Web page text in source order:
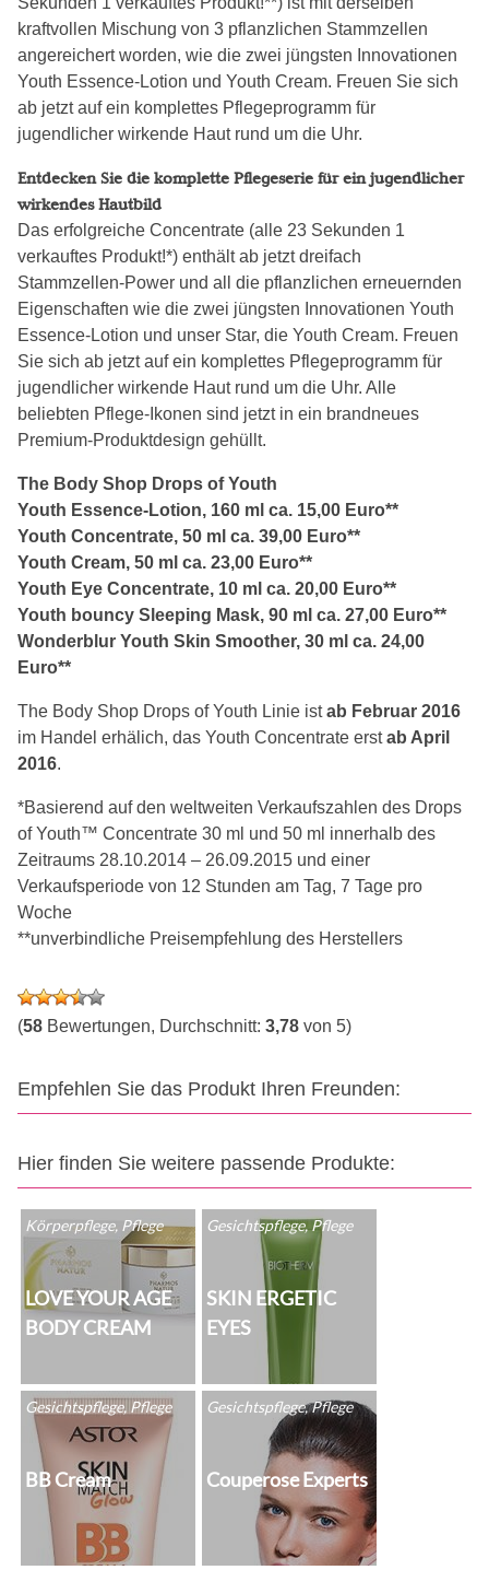
kraftvollen Mischung von 3 pflanzlichen Stammzellen
angereichert worden, wie die zwei jüngsten Innovationen
Youth Essence-Lotion und Youth Cream. Freuen Sie sich
ab jetzt auf ein komplettes Pflegeprogramm für
jugendlicher wirkende Haut rund um die Uhr.
Entdecken Sie die komplette Pflegeserie für ein jugendlicher
wirkendes Hautbild
Das erfolgreiche Concentrate (alle 23 Sekunden 1
verkauftes Produkt!*) enthält ab jetzt dreifach
Stammzellen-Power und all die pflanzlichen erneuernden
Eigenschaften wie die zwei jüngsten Innovationen Youth
Essence-Lotion und unser Star, die Youth Cream. Freuen
Sie sich ab jetzt auf ein komplettes Pflegeprogramm für
jugendlicher wirkende Haut rund um die Uhr. Alle
beliebten Pflege-Ikonen sind jetzt in ein brandneues
Premium-Produktdesign gehüllt.
The Body Shop Drops of Youth
Youth Essence-Lotion, 160 ml ca. 15,00 Euro**
Youth Concentrate, 50 ml ca. 39,00 Euro**
Youth Cream, 50 ml ca. 23,00 Euro**
Youth Eye Concentrate, 10 ml ca. 20,00 Euro**
Youth bouncy Sleeping Mask, 90 ml ca. 27,00 Euro**
Wonderblur Youth Skin Smoother, 30 ml ca. 24,00
Euro**
The Body Shop Drops of Youth Linie istab Februar 2016
im Handel erhälich, das Youth Concentrate erstab April
2016.
*Basierend auf den weltweiten Verkaufszahlen des Drops
of Youth™ Concentrate 30 ml und 50 ml innerhalb des
Zeitraums 28.10.2014 – 26.09.2015 und einer
Verkaufsperiode von 12 Stunden am Tag, 7 Tage pro
Woche
**unverbindliche Preisempfehlung des Herstellers
(58 Bewertungen, Durchschnitt: 3,78 von 5)
Empfehlen Sie das Produkt Ihren Freunden:
Hier finden Sie weitere passende Produkte:
Körperpflege, Pflege
LOVE YOUR AGE
BODY CREAM
Gesichtspflege, Pflege
SKIN ERGETIC
EYES
Gesichtspflege, Pflege
BB Cream
Gesichtspflege, Pflege
Couperose Experts